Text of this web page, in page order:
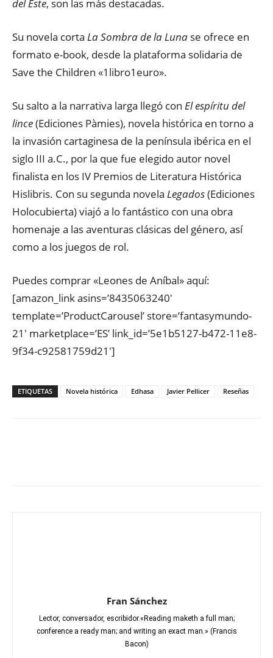
del Este, son las más destacadas.
Su novela corta La Sombra de la Luna se ofrece en
formato e-book, desde la plataforma solidaria de
Save the Children «1libro1euro».
Su salto a la narrativa larga llegó con El espíritu del
lince(Ediciones Pàmies), novela histórica en torno a
la invasión cartaginesa de la península ibérica en el
siglo III a.C., por la que fue elegido autor novel
finalista en los IV Premios de Literatura Histórica
Hislibris. Con su segunda novela Legados(Ediciones
Holocubierta) viajó a lo fantástico con una obra
homenaje a las aventuras clásicas del género, así
como a los juegos de rol.
Puedes comprar «Leones de Aníbal» aquí:
[amazon_link asins=’8435063240′
template=’ProductCarousel’ store=’fantasymundo-
21′ marketplace=’ES’ link_id=’5e1b5127-b472-11e8-
9f34-c92581759d21′]
ETIQUETAS Novela histórica Edhasa Javier Pellicer Reseñas
Fran Sánchez
Lector, conversador, escribidor.«Reading maketh a full man;
conference a ready man; and writing an exact man.» (Francis
Bacon)